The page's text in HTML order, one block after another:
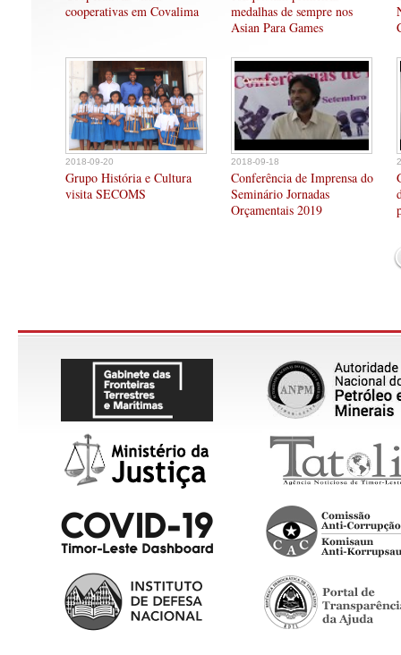
cooperativas em Covalima
medalhas de sempre nos
Asian Para Games
2018-09-20
Grupo História e Cultura
visita SECOMS
2018-09-18
Conferência de Imprensa do
Seminário Jornadas
Orçamentais 2019